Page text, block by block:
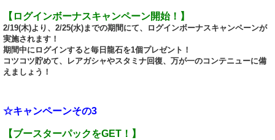
【ログインボーナスキャンペーン開始！】
2/19(木)より、2/25(水)までの期間にて、ログインボーナスキャンペーンが
実施されます！
期間中にログインすると毎日龍石を1個プレゼント！
コツコツ貯めて、レアガシャやスタミナ回復、万が一のコンテニューに備
えましょう！
☆キャンペーンその3
【ブースターパックをGET！】